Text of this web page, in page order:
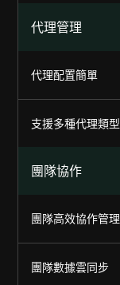
代理管理
代理配置簡單
支援多種代理類型
團隊協作
團隊高效協作管理
團隊數據雲同步